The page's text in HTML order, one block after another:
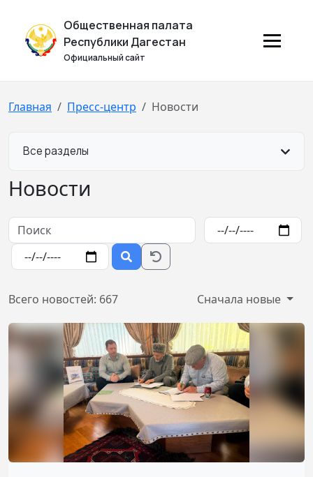
Общественная палата
Республики Дагестан
Официальный сайт
Главная Пресс-центр Новости
Все разделы
Новости
Всего новостей: 667 Сначала новые